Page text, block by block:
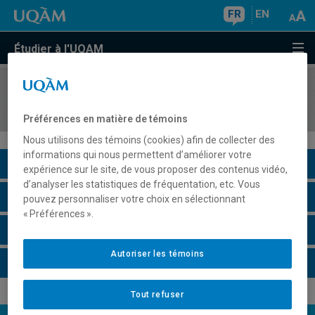
FR EN
Étudier à l'UQAM
COURS//
Description du cours
Horaire - Été 2026
Préférences en matière de témoins
Nous utilisons des témoins (cookies) afin de collecter des
informations qui nous permettent d’améliorer votre
expérience sur le site, de vous proposer des contenus vidéo,
d’analyser les statistiques de fréquentation, etc. Vous
pouvez personnaliser votre choix en sélectionnant
« Préférences ».
Tout refuser
Autoriser les témoins